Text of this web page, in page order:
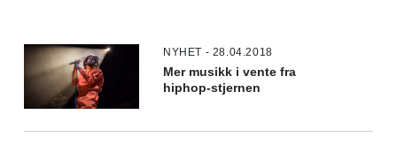
NYHET - 28.04.2018
Mer musikk i vente fra
hiphop-stjernen